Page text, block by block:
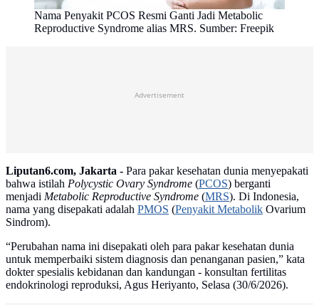
Nama Penyakit PCOS Resmi Ganti Jadi Metabolic
Reproductive Syndrome alias MRS. Sumber: Freepik
Advertisement
Liputan6.com, Jakarta - Para pakar kesehatan dunia menyepakati
bahwa istilah Polycystic Ovary Syndrome (PCOS) berganti
menjadi Metabolic Reproductive Syndrome (MRS). Di Indonesia,
nama yang disepakati adalah PMOS (Penyakit Metabolik Ovarium
Sindrom).
“Perubahan nama ini disepakati oleh para pakar kesehatan dunia
untuk memperbaiki sistem diagnosis dan penanganan pasien,” kata
dokter spesialis kebidanan dan kandungan - konsultan fertilitas
endokrinologi reproduksi, Agus Heriyanto, Selasa (30/6/2026).